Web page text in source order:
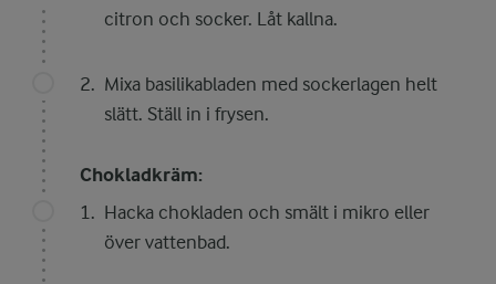
citron och socker. Låt kallna.
Mixa basilikabladen med sockerlagen helt
slätt. Ställ in i frysen.
Chokladkräm:
Hacka chokladen och smält i mikro eller
över vattenbad.